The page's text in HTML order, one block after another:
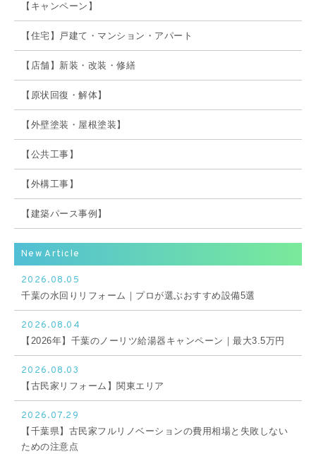
【キャンペーン】
【住宅】戸建て・マンション・アパート
【店舗】新装・改装・修繕
【原状回復・解体】
【外壁塗装・屋根塗装】
【公共工事】
【外構工事】
【建築パース事例】
New Article
2026.08.05
千葉の水回りリフォーム｜プロが選ぶおすすめ設備5選
2026.08.04
【2026年】千葉のノーリツ給湯器キャンペーン｜最大3.5万円
2026.08.03
【古民家リフォーム】関東エリア
2026.07.29
【千葉県】古民家フルリノベーションの費用相場と失敗しない
ための注意点